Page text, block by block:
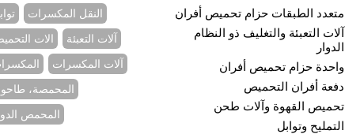
النقل المكسرات
الات
آلات التعبئة
آلات المكسرات
المحمصة،
المحمص
متعدد الطبقات حزام تحميص أفران
آلات التعبئة والتغليف ذو النظام
الدوار
واحدة حزام تحميص أفران
دفعة أفران التحميص
تحميص القهوة وآلات طحن
التمليح وتوابل